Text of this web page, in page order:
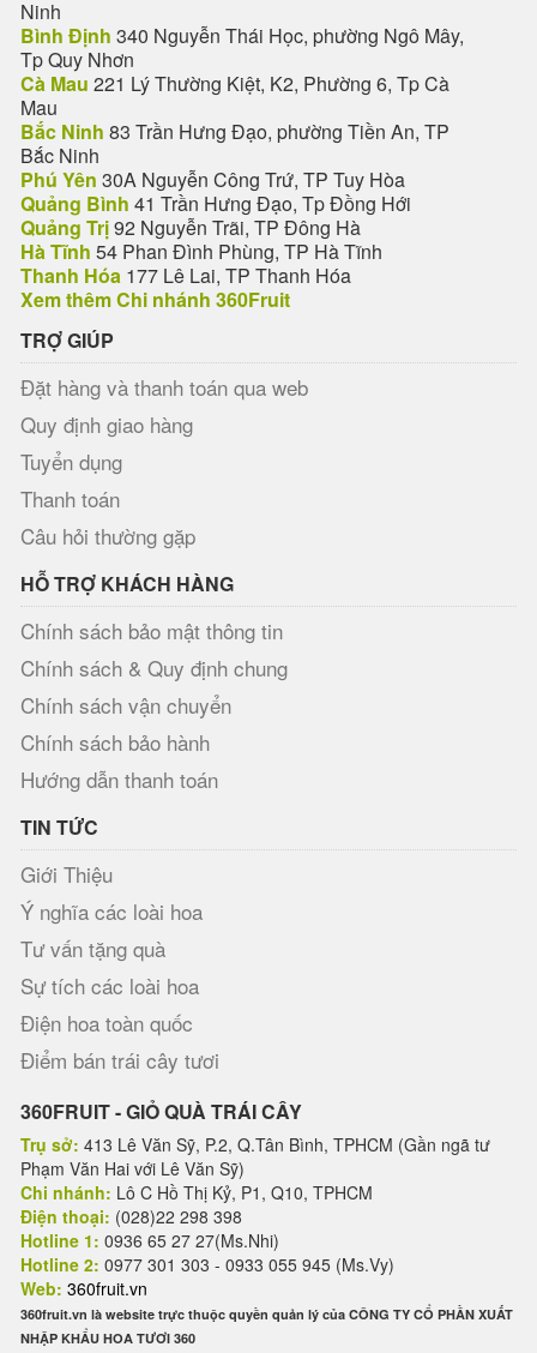
Ninh
Bình Định 340 Nguyễn Thái Học, phường Ngô Mây,
Tp Quy Nhơn
Cà Mau 221 Lý Thường Kiệt, K2, Phường 6, Tp Cà
Mau
Bắc Ninh 83 Trần Hưng Đạo, phường Tiền An, TP
Bắc Ninh
Phú Yên 30A Nguyễn Công Trứ, TP Tuy Hòa
Quảng Bình 41 Trần Hưng Đạo, Tp Đồng Hới
Quảng Trị92 Nguyễn Trãi, TP Đông Hà
Hà Tĩnh 54 Phan Đình Phùng, TP Hà Tĩnh
Thanh Hóa 177 Lê Lai, TP Thanh Hóa
Xem thêm Chi nhánh 360Fruit
TRỢ GIÚP
Đặt hàng và thanh toán qua web
Quy định giao hàng
Tuyển dụng
Thanh toán
Câu hỏi thường gặp
HỖ TRỢ KHÁCH HÀNG
Chính sách bảo mật thông tin
Chính sách & Quy định chung
Chính sách vận chuyển
Chính sách bảo hành
Hướng dẫn thanh toán
TIN TỨC
Giới Thiệu
Ý nghĩa các loài hoa
Tư vấn tặng quà
Sự tích các loài hoa
Điện hoa toàn quốc
Điểm bán trái cây tươi
360FRUIT - GIỎ QUÀ TRÁI CÂY
Trụ sở: 413 Lê Văn Sỹ, P.2, Q.Tân Bình, TPHCM (Gần ngã tư
Phạm Văn Hai với Lê Văn Sỹ)
Chi nhánh: Lô C Hồ Thị Kỷ, P1, Q10, TPHCM
Điện thoại: (028)22 298 398
Hotline 1: 0936 65 27 27(Ms.Nhi)
Hotline 2: 0977 301 303 - 0933 055 945 (Ms.Vy)
Web: 360fruit.vn
360fruit.vn là website trực thuộc quyền quản lý của CÔNG TY CỔ PHẦN XUẤT
NHẬP KHẨU HOA TƯƠI 360